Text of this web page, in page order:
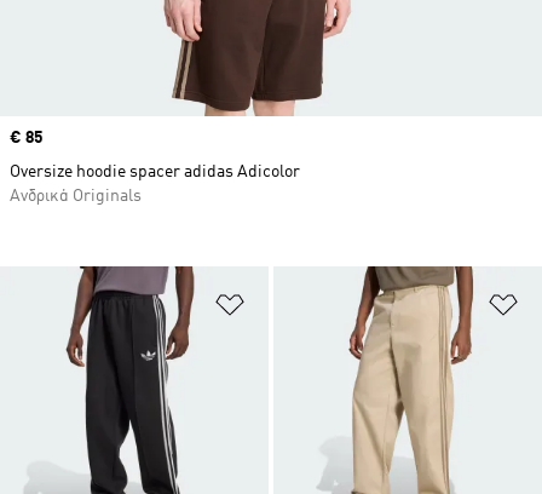
Προσθήκη στη Λίστα Επιθυμιών
Price
€ 85
Oversize hoodie spacer adidas Adicolor
Ανδρικά Originals